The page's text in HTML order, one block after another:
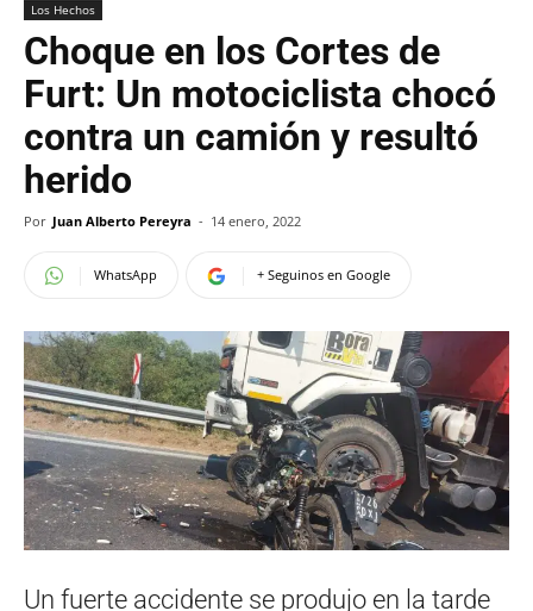
Los Hechos
Choque en los Cortes de
Furt: Un motociclista chocó
contra un camión y resultó
herido
Por Juan Alberto Pereyra - 14 enero, 2022
WhatsApp + Seguinos en Google
Un fuerte accidente se produjo en la tarde